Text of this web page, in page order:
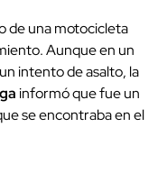
de una motocicleta
Aunque en un
intento de asalto, la
informó que fue un
se encontraba en el